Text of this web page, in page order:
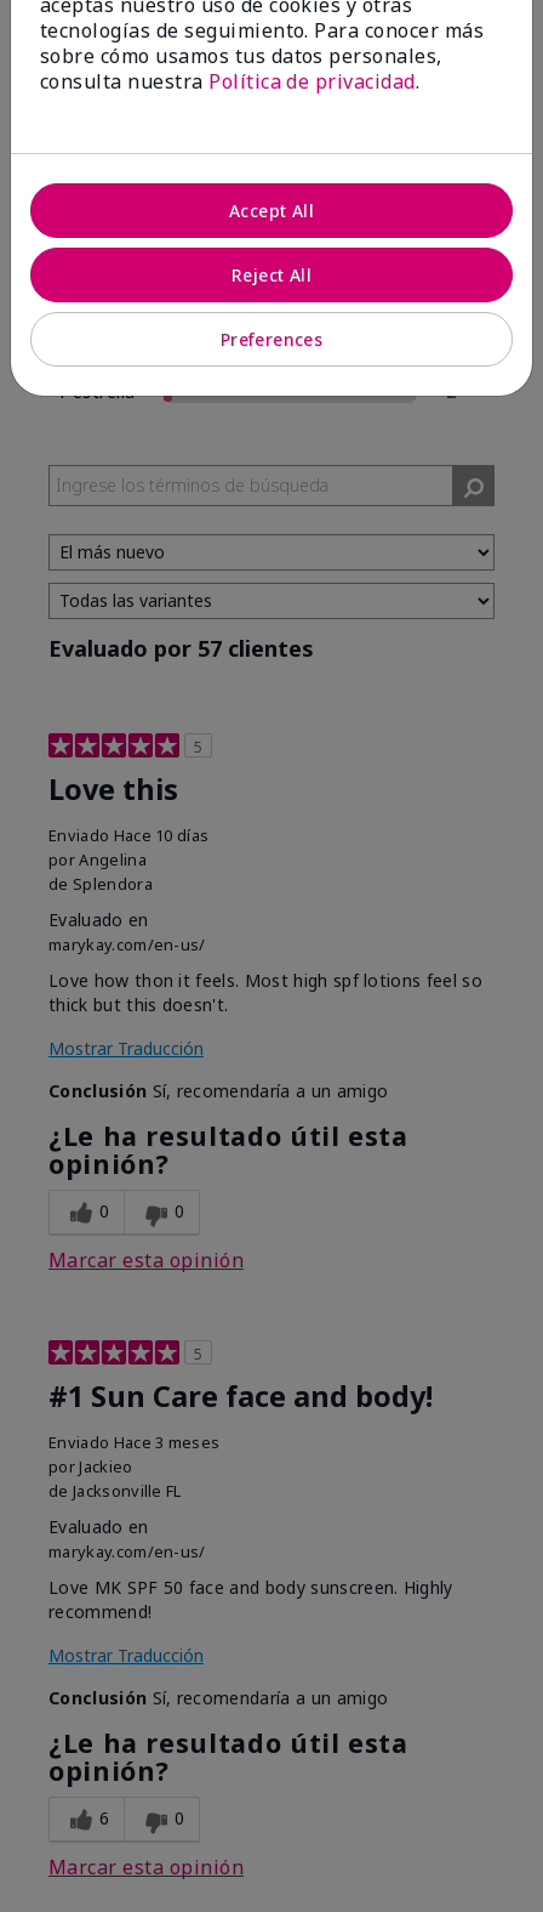
Escribir Una Opinión
3 estrellas
1
1 estrella
2
Evaluado por 57 clientes
5
Love this
Enviado Hace 10 días
porAngelina
de Splendora
Evaluado en
marykay.com/en-us/
Love how thon it feels. Most high spf lotions feel so
thick but this doesn't.
Mostrar Traducción
Conclusión Sí, recomendaría a un amigo
¿Le ha resultado útil esta
opinión?
0 0
Marcar esta opinión
5
#1 Sun Care face and body!
Enviado Hace 3 meses
por Jackieo
de Jacksonville FL
Evaluado en
marykay.com/en-us/
Love MK SPF 50 face and body sunscreen. Highly
recommend!
Mostrar Traducción
Conclusión Sí, recomendaría a un amigo
¿Le ha resultado útil esta
opinión?
6 0
Marcar esta opinión
tecnologías de seguimiento. Para conocer más
sobre cómo usamos tus datos personales,
consulta nuestra Política de privacidad.
Preferences
Reject All
Accept All